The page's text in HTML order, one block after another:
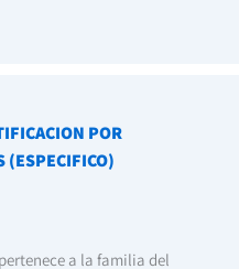
POR
(ESPECIFICO)
a la familia del